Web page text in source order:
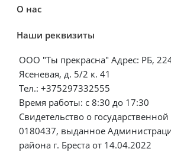
О нас
Наши реквизиты
ООО "Ты прекрасна" Адрес: РБ,
Ясеневая, д. 5/2 к. 41
Тел.: +375297332555
Время работы: с 8:30 до 17:30
Свидетельство о
0180437, выданное
района г. Бреста от 14.04.2022